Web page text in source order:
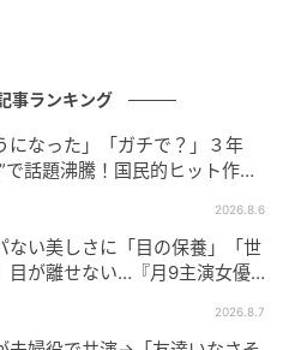
高齢の妊婦”誕生！45歳女優
婚6年目で待望の第1子妊娠
事ランキング
になった」「ガチで？」３年
で話題沸騰！国民的ヒット作
2026.8.6
ない美しさに「目の保養」「世
目が離せない…『月9主演女優
2026.8.7